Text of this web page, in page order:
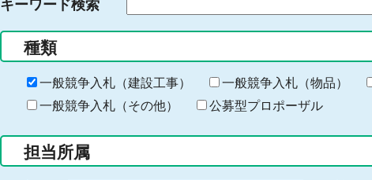
キーワード検索
る
キ
ー
ー
種類
一般競争入札（建設工事） 一般競争入札（物品）
一般競争入札（その他）
公募型プロポーザル
担当所属